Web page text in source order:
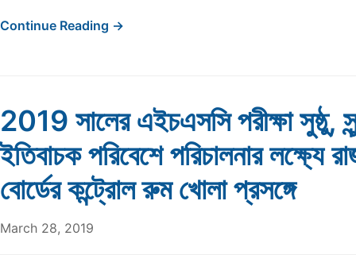
Continue Reading →
2019 সালের এইচএসসি পরীক্ষা সুষ্ঠু,
ইতিবাচক পরিবেশে পরিচালনার লক্ষ্যে
বোর্ডের কন্ট্রোল রুম খোলা প্রসঙ্গে
March 28, 2019